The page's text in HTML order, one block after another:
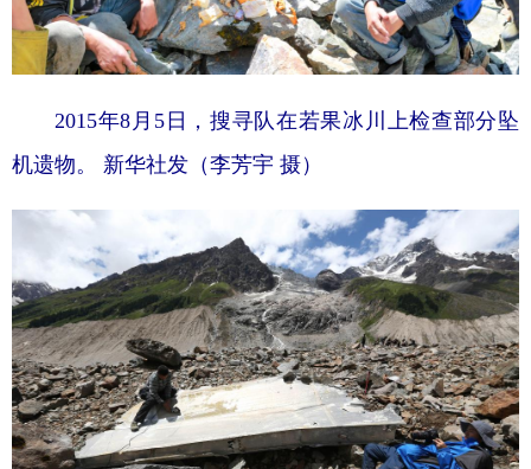
2015年8月5日，搜寻队在若果冰川上检查部分坠
机遗物。 新华社发（李芳宇 摄）